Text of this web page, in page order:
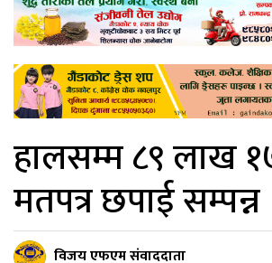
हालसम्म ८९ लाख
मतपत्र छपाई सम्पन्न
विजय एफएम संवाददाता